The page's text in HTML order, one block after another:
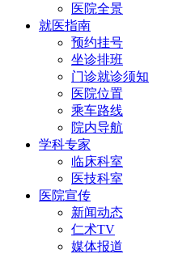
医院全景
就医指南
预约挂号
坐诊排班
门诊就诊须知
医院位置
乘车路线
院内导航
学科专家
临床科室
医技科室
医院宣传
新闻动态
仁术TV
媒体报道